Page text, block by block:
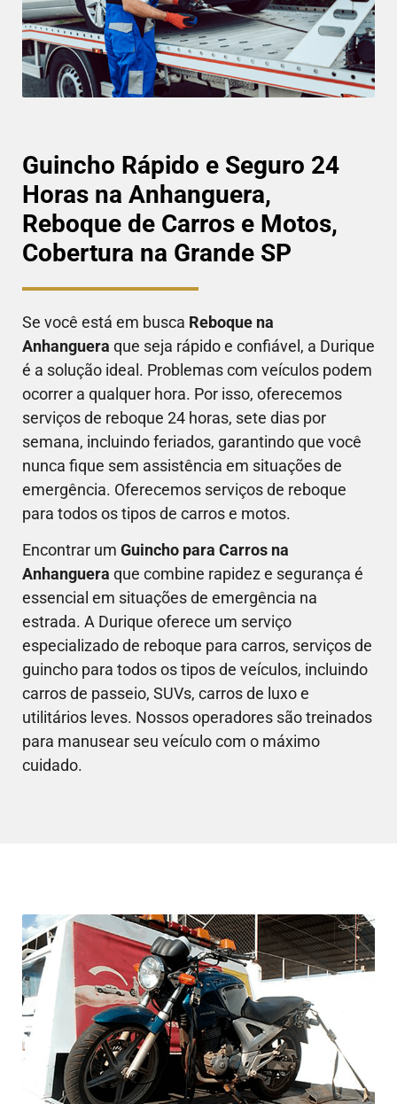
Guincho Rápido e Seguro 24
Horas na Anhanguera,
Reboque de Carros e Motos,
Cobertura na Grande SP
Se você está em busca Reboque na
Anhanguera que seja rápido e confiável, a Durique
é a solução ideal. Problemas com veículos podem
ocorrer a qualquer hora. Por isso, oferecemos
serviços de reboque 24 horas, sete dias por
semana, incluindo feriados, garantindo que você
nunca fique sem assistência em situações de
emergência. Oferecemos serviços de reboque
para todos os tipos de carros e motos.
Encontrar um Guincho para Carros na
Anhanguera que combine rapidez e segurança é
essencial em situações de emergência na
estrada. A Durique oferece um serviço
especializado de reboque para carros, serviços de
guincho para todos os tipos de veículos, incluindo
carros de passeio, SUVs, carros de luxo e
utilitários leves. Nossos operadores são treinados
para manusear seu veículo com o máximo
cuidado.